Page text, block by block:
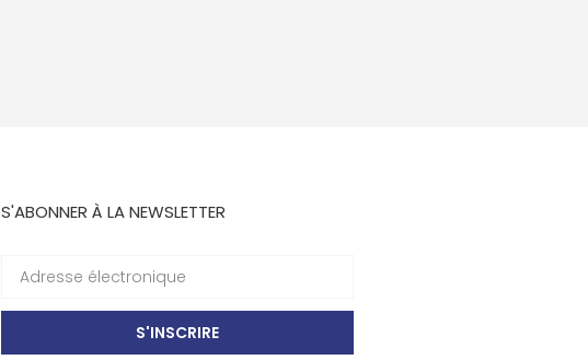
S'ABONNER À LA NEWSLETTER
S'INSCRIRE